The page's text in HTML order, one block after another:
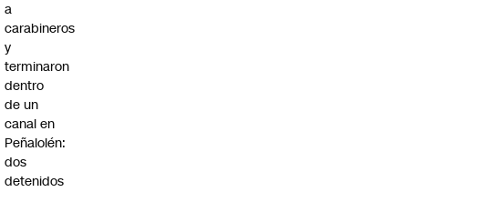
a
carabineros
y
terminaron
dentro
de un
canal en
Peñalolén:
dos
detenidos